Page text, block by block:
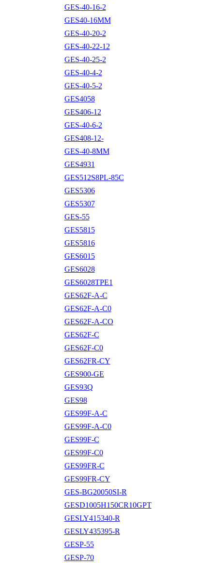
GES-40-16-2
GES40-16MM
GES-40-20-2
GES-40-22-12
GES-40-25-2
GES-40-4-2
GES-40-5-2
GES4058
GES406-12
GES-40-6-2
GES408-12-
GES-40-8MM
GES4931
GES512S8PL-85C
GES5306
GES5307
GES-55
GES5815
GES5816
GES6015
GES6028
GES6028TPE1
GES62F-A-C
GES62F-A-C0
GES62F-A-CO
GES62F-C
GES62F-C0
GES62FR-CY
GES900-GE
GES93Q
GES98
GES99F-A-C
GES99F-A-C0
GES99F-C
GES99F-C0
GES99FR-C
GES99FR-CY
GES-BG20050SI-R
GESD1005H150CR10GPT
GESLY415340-R
GESLY435395-R
GESP-55
GESP-70